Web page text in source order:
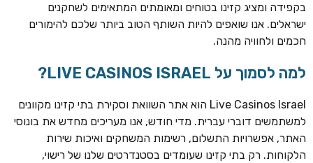
בקפידה ומציג קזינו בטוחים ומאומתים המתאימים לשחקנים
ישראלים. אנו שואפים להיות השותף הטוב ביותר שלכם להימורים
חכמים ולחוויה מהנה.
למה לסמוך על LIVE CASINOS ISRAEL?
Live Casinos Israel הוא אתר השוואת וסקירת בתי קזינו מקוונים
למשתמשים דוברי עברית. מדי חודש, אנו מעריכים מחדש את בונוסי
האתר, אפשרויות התשלום, רשימות המשחקים ואיכות שירות
הלקוחות. רק בתי קזינו שעומדים בסטנדרטים שלנו של רישוי,